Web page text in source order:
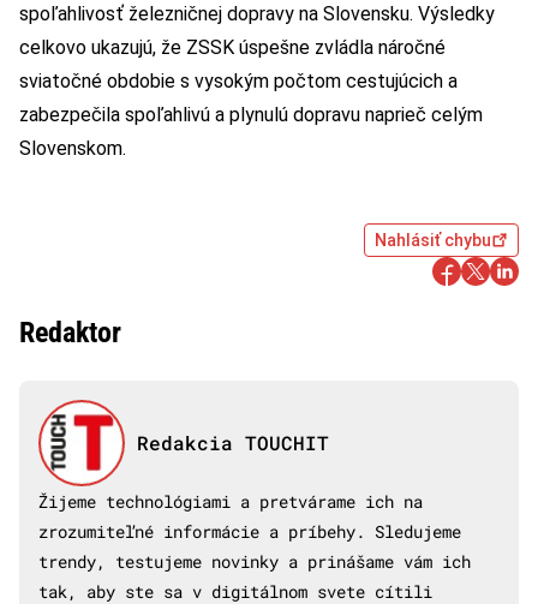
spoľahlivosť železničnej dopravy na Slovensku. Výsledky
celkovo ukazujú, že ZSSK úspešne zvládla náročné
sviatočné obdobie s vysokým počtom cestujúcich a
zabezpečila spoľahlivú a plynulú dopravu naprieč celým
Slovenskom.
Nahlásiť chybu
Redaktor
Redakcia TOUCHIT
Žijeme technológiami a pretvárame ich na
zrozumiteľné informácie a príbehy. Sledujeme
trendy, testujeme novinky a prinášame vám ich
tak, aby ste sa v digitálnom svete cítili